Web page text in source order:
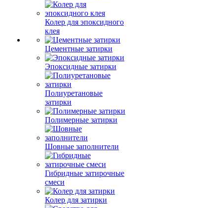
Колер для эпоксидного
клея
Цементные затирки
Эпоксидные затирки
Полиуретановые
затирки
Полимерные затирки
Шовные заполнители
Гибридные затирочные
смеси
Колер для затирки